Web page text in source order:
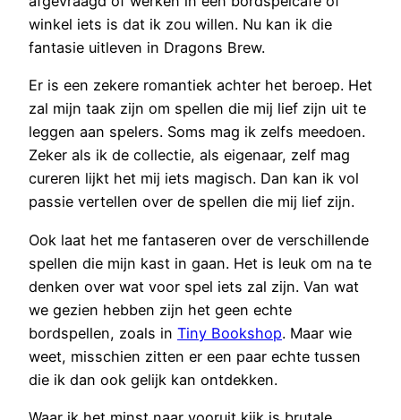
winkel iets is dat ik zou willen. Nu kan ik die
fantasie uitleven in Dragons Brew.
Er is een zekere romantiek achter het beroep. Het
zal mijn taak zijn om spellen die mij lief zijn uit te
leggen aan spelers. Soms mag ik zelfs meedoen.
Zeker als ik de collectie, als eigenaar, zelf mag
cureren lijkt het mij iets magisch. Dan kan ik vol
passie vertellen over de spellen die mij lief zijn.
Ook laat het me fantaseren over de verschillende
spellen die mijn kast in gaan. Het is leuk om na te
denken over wat voor spel iets zal zijn. Van wat
we gezien hebben zijn het geen echte
bordspellen, zoals in Tiny Bookshop. Maar wie
weet, misschien zitten er een paar echte tussen
die ik dan ook gelijk kan ontdekken.